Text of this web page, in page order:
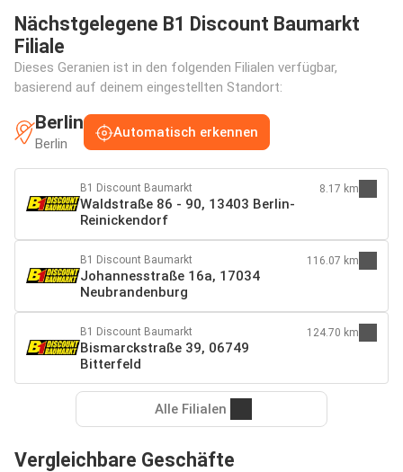
Nächstgelegene B1 Discount Baumarkt
Filiale
Dieses Geranien ist in den folgenden Filialen verfügbar,
basierend auf deinem eingestellten Standort:
Berlin
Berlin
Automatisch erkennen
B1 Discount Baumarkt
Waldstraße 86 - 90, 13403 Berlin-
Reinickendorf
8.17 km
B1 Discount Baumarkt
Johannesstraße 16a, 17034
Neubrandenburg
116.07 km
B1 Discount Baumarkt
Bismarckstraße 39, 06749
Bitterfeld
124.70 km
Alle Filialen
Vergleichbare Geschäfte